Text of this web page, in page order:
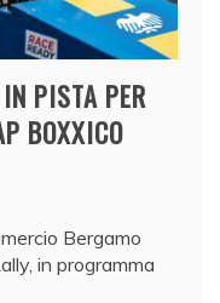
PISTA PER
BOXXICO
Bergamo
in programma